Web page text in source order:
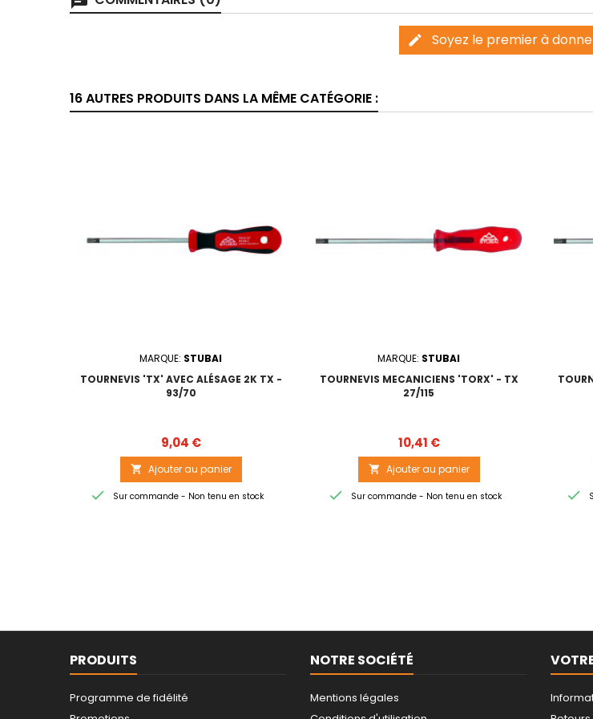
edit Soyez le premier à
16 AUTRES PRODUITS DANS LA MÊME CATÉGORIE :
MARQUE: STUBAI
TOURNEVIS 'TX' AVEC ALÉSAGE 2K TX -
93/70
Prix
9,04 €
 Ajouter au panier
 Sur commande - Non tenu en stock
MARQUE: STUBAI
TOURNEVIS MECANICIENS 'TORX' - TX
27/115
Prix
10,41 €
 Ajouter au panier
 Sur commande - Non tenu en stock 
PRODUITS
Programme de fidélité
NOTRE SOCIÉTÉ
Mentions légales